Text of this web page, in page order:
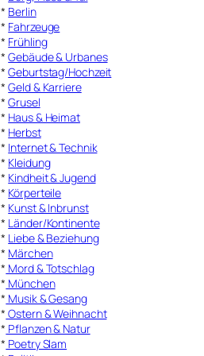
* Berlin
* Fahrzeuge
* Frühling
*Gebäude & Urbanes
*Geburtstag/Hochzeit
*Geld & Karriere
*Grusel
* Haus & Heimat
* Herbst
* Internet & Technik
* Kleidung
* Kindheit & Jugend
* Körperteile
* Kunst & Inbrunst
* Länder/Kontinente
* Liebe & Beziehung
* Märchen
* Mord & Totschlag
* München
* Musik & Gesang
* Ostern & Weihnacht
* Pflanzen & Natur
* Poetry Slam